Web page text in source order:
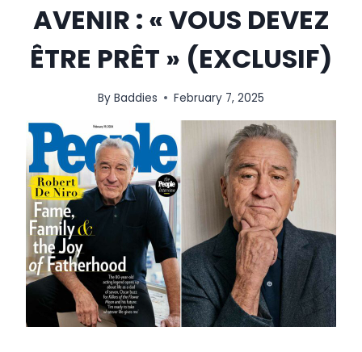
AVENIR : « VOUS DEVEZ
ÊTRE PRÊT » (EXCLUSIF)
By Baddies February 7, 2025